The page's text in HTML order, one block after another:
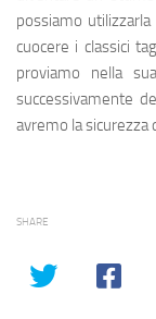
possiamo
cuocere i classici
proviamo nella
successivamente
avremo la sicurezza
SHARE